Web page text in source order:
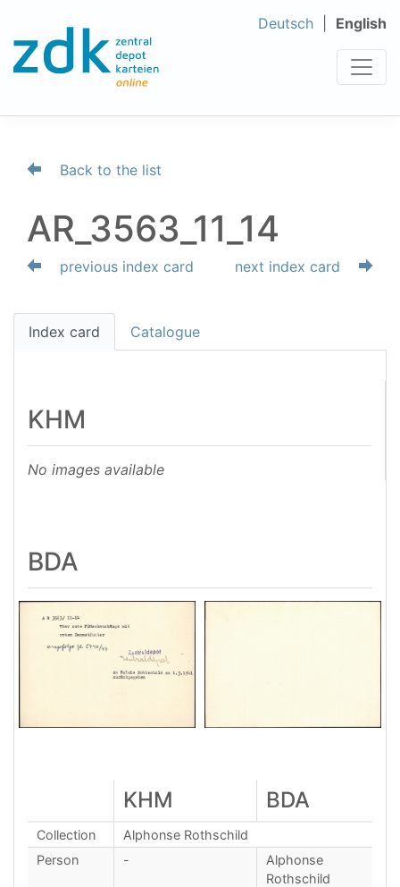
Deutsch English
Back to the list
AR_3563_11_14
previous index card next index card
Index card Catalogue
KHM
No images available
BDA
KHM BDA
Collection
Alphonse Rothschild
Person
-
Alphonse
Rothschild